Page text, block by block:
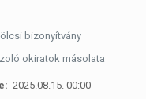
bizonyítvány
okiratok másolata
2025.08.15. 00:00